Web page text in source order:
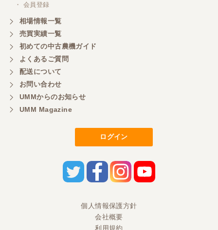
嫌な顔をせずに一生懸命頑張ってくれる中山さんに
感謝しています。ここで3台買いましたが、これから
もよろしくお願いしたいです。
三重県／
初めてコンバインを買いに行ったのですが、とても
明るい方に担当していただき細かく説明して下さっ
てとても嬉しかったです。
担当さんの説明が丁寧で分かりやすく、急な要望に
も迅速に対応して頂き非常に助かりました。
三重県／
・ 会員登録
相場情報一覧
売買実績一覧
初めての中古農機ガイド
よくあるご質問
配送について
お問い合わせ
UMMからのお知らせ
UMM Magazine
ログイン
個人情報保護方針
会社概要
利用規約